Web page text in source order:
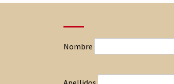
Nombre